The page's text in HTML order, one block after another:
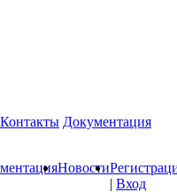
Контакты Документация
Новости
| Вход